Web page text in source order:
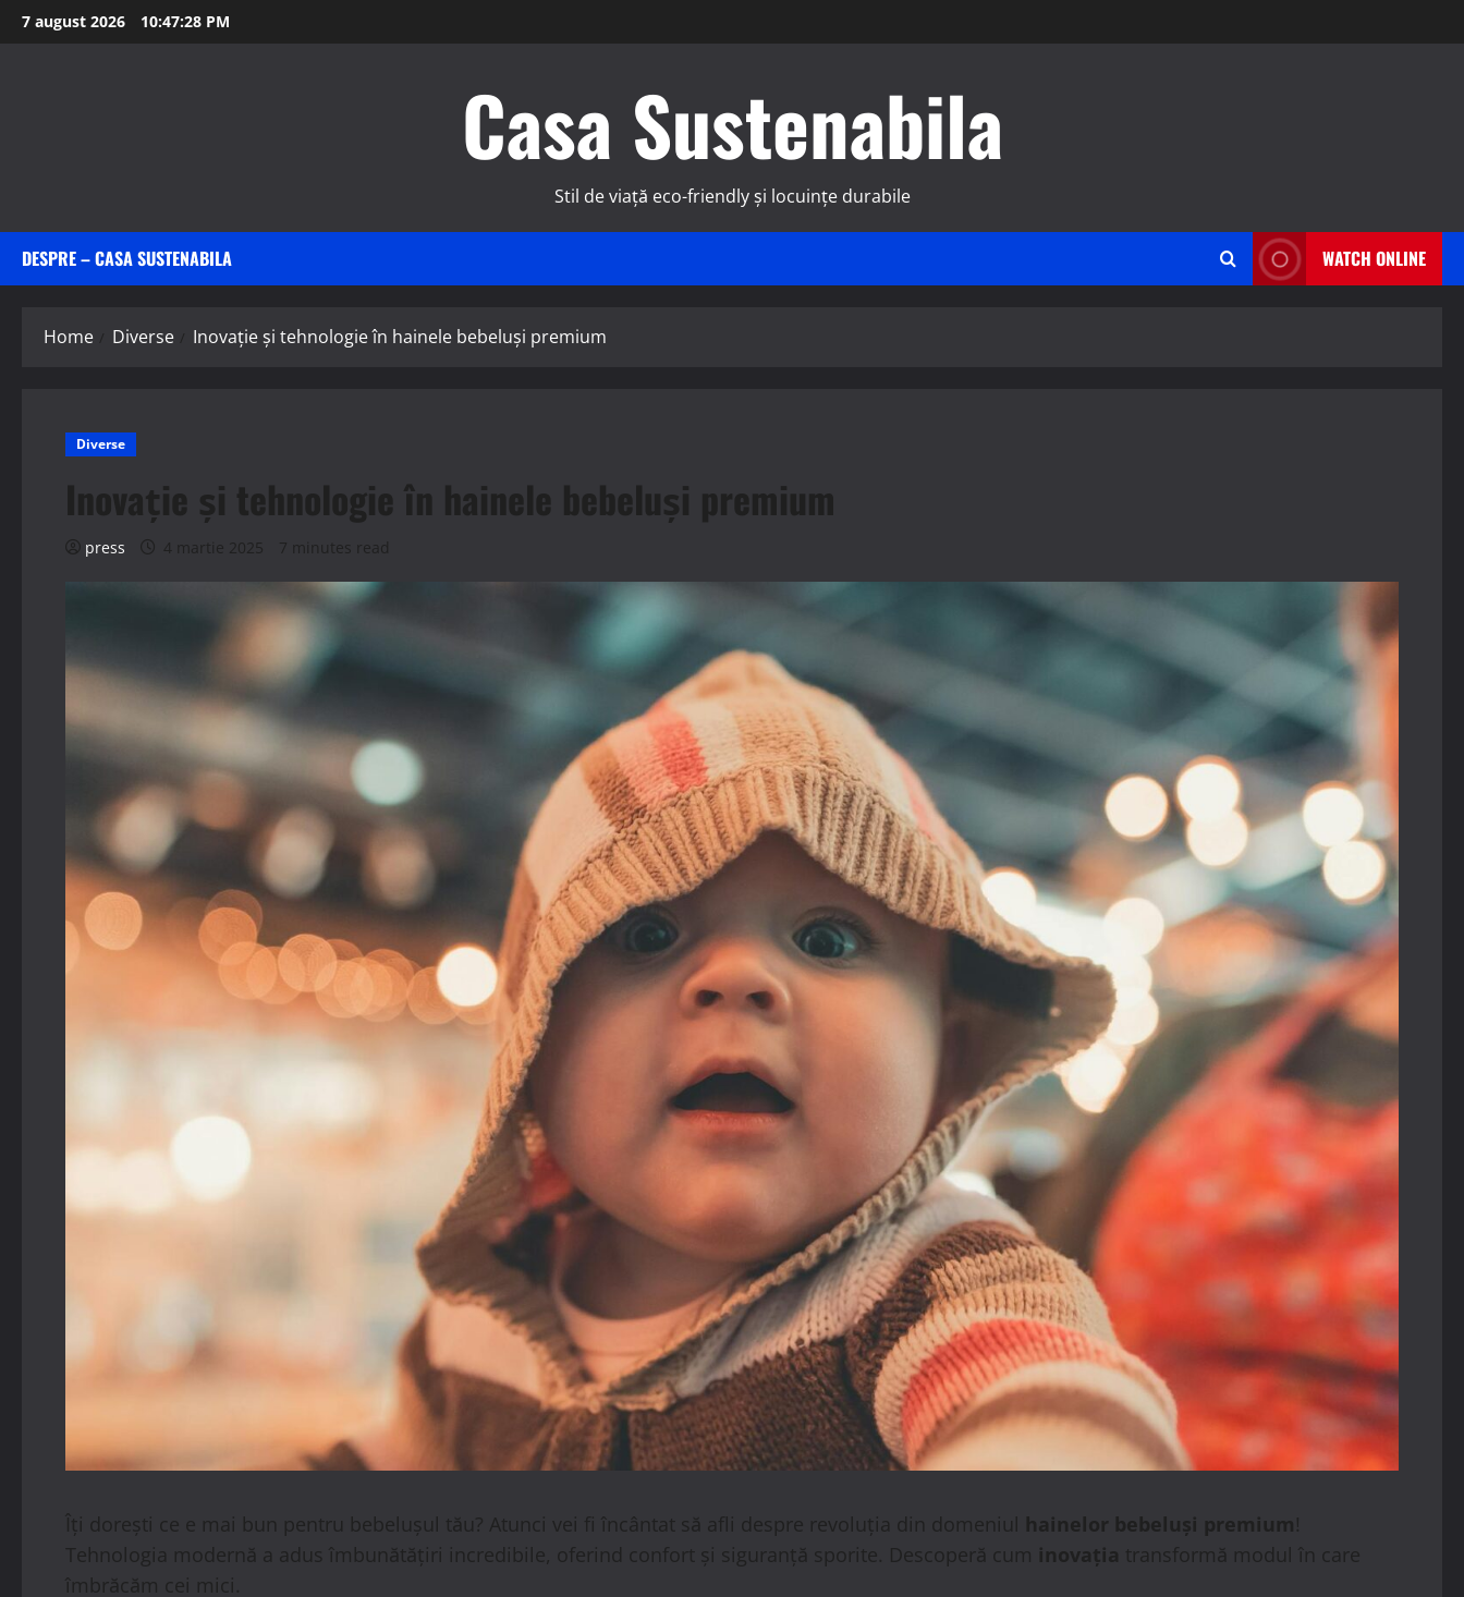
Skip
to
7 august 2026 10:47:29 PM
Casa Sustenabila
Stil de viață eco-friendly și locuințe durabile
DESPRE – CASA SUSTENABILA WATCH ONLINE
Home Diverse Inovație și tehnologie în hainele bebeluși premium
Diverse
Inovație și tehnologie în hainele bebeluși premium
press 4 martie 2025 7 minutes read
Îți dorești ce e mai bun pentru bebelușul tău? Atunci vei fi încântat să afli despre revoluția din domeniul hainelor bebeluși premium!
Tehnologia modernă a adus îmbunătățiri incredibile, oferind confort și siguranță sporite. Descoperă cum inovația transformă modul în care
îmbrăcăm cei mici.